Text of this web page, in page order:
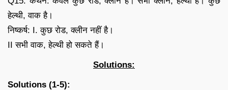
हेल्थी, वाक है।
निष्कर्ष: I. कुछ रोड, क्लीन नहीं है।
II सभी वाक, हेल्थी हो सकते हैं।
Solutions:
Solutions (1-5):